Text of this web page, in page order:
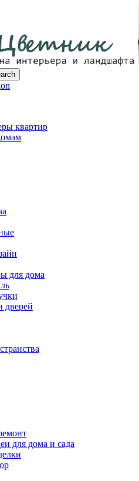
декор и обустройство дома.
квартир
для дома
дверей
для дома и сада